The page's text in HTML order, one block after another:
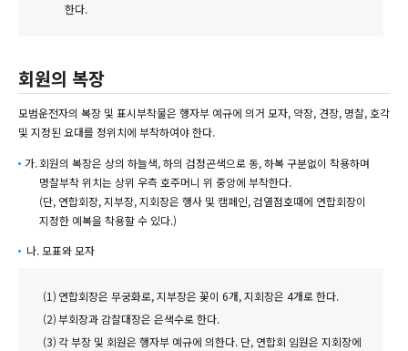
한다.
회원의 복장
모범운전자의 복장 및 표시부착물은 행자부 예규에 의거 모자, 약장, 견장, 명찰, 호각
및 지정된 요대를 정위치에 부착하여야 한다.
가.회원의 복장은 상의 하늘색, 하의 검정곤색으로 동, 하복 구분없이 착용하며
명찰부착 위치는 상위 우측 호주머니 위 중앙에 부착한다.
(단, 연합회장, 지부장, 지회장은 행사 및 캠페인, 검열점호때에 연합회장이
지정한 예복을 착용할 수 있다.)
나. 모표와 모자
(1) 연합회장은 무궁화로, 지부장은 꽃이 6개, 지회장은 4개로 한다.
(2)부회장과 감찰대장은 은색수로 한다.
(3)각 부장 및 회원은 행자부 예규에 의한다. 단, 연합회 임원은 지회장에